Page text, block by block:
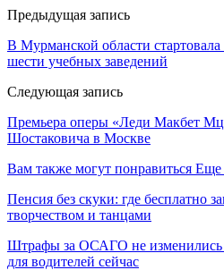
Предыдущая запись
В Мурманской области
шести учебных заведений
Следующая запись
Премьера оперы «Леди Макбет
Шостаковича в Москве
Вам также могут понравиться Еще
Пенсия без скуки: где бесплатно
творчеством и танцами
Штрафы за ОСАГО не изменились
для водителей сейчас